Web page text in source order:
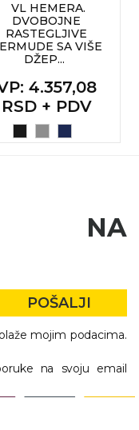
VL HEMERA.
DVOBOJNE
RASTEGLJIVE
SA VIŠE
DŽEP...
: 4.357,08
RSD + PDV
NA
POŠALJI
mojim podacima.
na svoju email